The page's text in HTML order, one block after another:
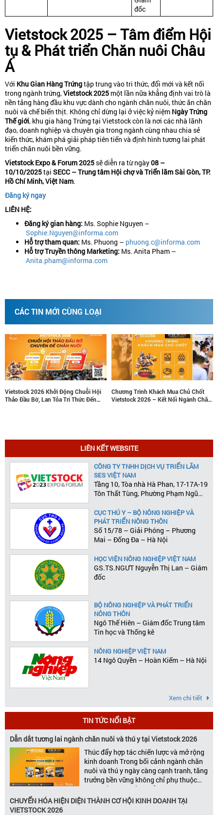
đốc
Vietstock 2025 – Tâm điểm Hội
tụ & Phát triển Chăn nuôi Châu
Á
Với Khu Gian Hàng Trứngtập trung vào tri thức, đổi mới và kết nối
trong ngành trứng,Vietstock 2025 một lần nữa khẳng định vai trò là
nền tảng hàng đầu khu vực dành cho ngành chăn nuôi, thức ăn chăn
nuôi và chế biến thịt. Không chỉ dừng lại ở việc kỷ niệm Ngày Trứng
Thế giới, khu gia hàng Trứng tại Vietstock còn là nơi các nhà lãnh
đạo, doanh nghiệp và chuyên gia trong ngành cùng nhau chia sẻ
kiến thức, khám phá giải pháp tiên tiến và định hình tương lai phát
triển chăn nuôi bền vững.
Vietstock Expo & Forum 2025sẽ diễn ra từ ngày08 –
10/10/2025tại SECC – Trung tâm Hội chợ và Triển lãm Sài Gòn, TP.
Hồ Chí Minh, Việt Nam.
Đăng ký ngay
LIÊN HỆ:
Đăng ký gian hàng: Ms. Sophie Nguyen –
Sophie.Nguyen@informa.com
Hỗ trợ tham quan: Ms. Phuong – phuong.c@informa.com
Hỗ trợ Truyền thông Marketing: Ms. Anita Pham –
Anita.pham@informa.com
CÁC TIN MỚI CÙNG LOẠI
Hội
Đến
Chương Trình Khách Mua Chủ Chốt
Vietstock 2026 – Kết Nối Ngành Chăn
Nâng tầm thương hiệu, tăng
doanh thu cùng các gói tài
LIÊN KẾT WEBSITE
CÔNG TY TNHH DỊCH VỤ TRIỂN LÃM
SES VIỆT NAM
Tầng 10, Tòa nhà Hà Phan, 17-17A-19
Tôn Thất Tùng, Phường Phạm Ngũ
CỤC THÚ Y – BỘ NÔNG NGHIỆP VÀ
PHÁT TRIỂN NÔNG THÔN
Số 15/78 – Giải Phóng – Phương
Mai – Đống Đa – Hà Nội
HỌC VIỆN NÔNG NGHIỆP VIỆT NAM
GS.TS.NGƯT Nguyễn Thị Lan – Giám
đốc
BỘ NÔNG NGHIỆP VÀ PHÁT TRIỂN
NÔNG THÔN
Ngô Thế Hiên – Giám đốc Trung tâm
Tin học và Thống kê
NÔNG NGHIỆP VIỆT NAM
14 Ngô Quyền – Hoàn Kiếm – Hà Nội
Xem chi tiết
TIN TỨC NỔI BẬT
Dẫn dắt tương lai ngành chăn nuôi và thú y tại Vietstock 2026
Thúc đẩy hợp tác chiến lược và mở rộng
kinh doanh Trong bối cảnh ngành chăn
nuôi và thú y ngày càng cạnh tranh, tăng
trưởng bền vững không chỉ phụ thuộc
vào chất lượng sản phẩm hay năng lực
đổi mới, mà còn được thúc đẩy bởi khả
năng xây dựng các mối quan […]
CHUYỂN HÓA HIỆN DIỆN THÀNH CƠ HỘI KINH DOANH TẠI
VIETSTOCK 2026